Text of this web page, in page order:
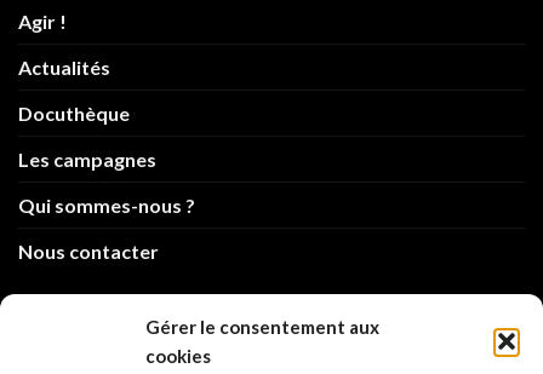
Gérer le consentement aux
cookies
Agir !
Actualités
Docuthèque
Les campagnes
Qui sommes-nous ?
Nous contacter
info@code-animal.com